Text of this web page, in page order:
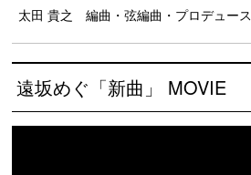
太田 貴之 編曲・弦編曲・プロデュース
遠坂めぐ「新曲」 MOVIE